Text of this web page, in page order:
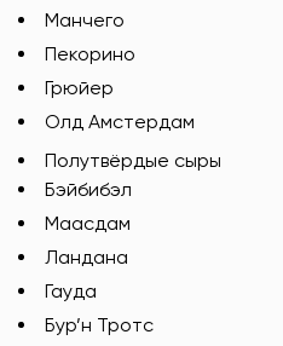
Манчего
Пекорино
Грюйер
Олд Амстердам
Полутвёрдые сыры
Бэйбибэл
Маасдам
Ландана
Гауда
Бур’н Тротс